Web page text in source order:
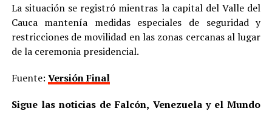
La situación se registró mientras la capital del Valle del
Cauca mantenía medidas especiales de seguridad y
restricciones de movilidad en las zonas cercanas al lugar
de la ceremonia presidencial.
Fuente: Versión Final
Sigue las noticias de Falcón, Venezuela y el Mundo